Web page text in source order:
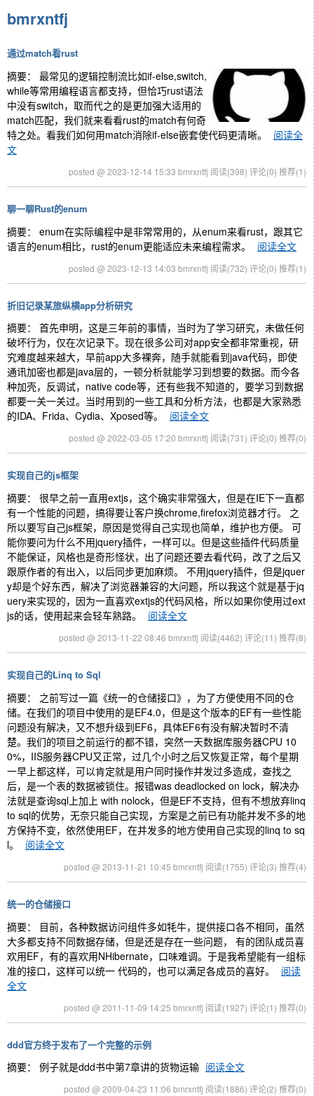
bmrxntfj
通过match看rust
摘要： 最常见的逻辑控制流比如if-else,switch,
while等常用编程语言都支持，但恰巧rust语法
中没有switch，取而代之的是更加强大适用的
match匹配，我们就来看看rust的match有何奇
特之处。看我们如何用match消除if-else嵌套使代码更清晰。
阅读全
文
posted @ 2023-12-14 15:33 bmrxntfj 阅读(398) 评论(0) 推荐(1)
聊一聊Rust的enum
摘要： enum在实际编程中是非常常用的，从enum来看rust，跟其它
语言的enum相比，rust的enum更能适应未来编程需求。
阅读全文
posted @ 2023-12-13 14:03 bmrxntfj 阅读(732) 评论(0) 推荐(1)
折旧记录某旅纵横app分析研究
摘要： 首先申明，这是三年前的事情，当时为了学习研究，未做任何
破坏行为，仅在次记录下。现在很多公司对app安全都非常重视，研
究难度越来越大，早前app大多裸奔，随手就能看到java代码，即使
通讯加密也都是java层的，一顿分析就能学习到想要的数据。而今各
种加壳，反调试，native code等，还有些我不知道的，要学习到数据
都要一关一关过。当时用到的一些工具和分析方法，也都是大家熟悉
的IDA、Frida、Cydia、Xposed等。
阅读全文
posted @ 2022-03-05 17:20 bmrxntfj 阅读(731) 评论(0) 推荐(0)
实现自己的js框架
摘要： 很早之前一直用extjs，这个确实非常强大，但是在IE下一直都
有一个性能的问题，搞得要让客户换chrome,firefox浏览器才行。 之
所以要写自己js框架，原因是觉得自己实现也简单，维护也方便。 可
能你要问为什么不用jquery插件，一样可以。但是这些插件代码质量
不能保证，风格也是奇形怪状，出了问题还要去看代码，改了之后又
跟原作者的有出入，以后同步更加麻烦。 不用jquery插件，但是jquer
y却是个好东西，解决了浏览器兼容的大问题，所以我这个就是基于jq
uery来实现的，因为一直喜欢extjs的代码风格，所以如果你使用过ext
js的话，使用起来会轻车熟路。
阅读全文
posted @ 2013-11-22 08:46 bmrxntfj 阅读(4462) 评论(11) 推荐(8)
实现自己的Linq to Sql
摘要： 之前写过一篇《统一的仓储接口》，为了方便使用不同的仓
储。在我们的项目中使用的是EF4.0，但是这个版本的EF有一些性能
问题没有解决，又不想升级到EF6，具体EF6有没有解决暂时不清
楚。我们的项目之前运行的都不错，突然一天数据库服务器CPU 10
0%，IIS服务器CPU又正常，过几个小时之后又恢复正常，每个星期
一早上都这样，可以肯定就是用户同时操作并发过多造成，查找之
后，是一个表的数据被锁住。报错was deadlocked on lock，解决办
法就是查询sql上加上 with nolock，但是EF不支持，但有不想放弃linq
to sql的优势，无奈只能自己实现，方案是之前已有功能并发不多的地
方保持不变，依然使用EF，在并发多的地方使用自己实现的linq to sq
l。
阅读全文
posted @ 2013-11-21 10:45 bmrxntfj 阅读(1755) 评论(3) 推荐(4)
统一的仓储接口
摘要： 目前，各种数据访问组件多如牦牛，提供接口各不相同，虽然
大多都支持不同数据存储，但是还是存在一些问题， 有的团队成员喜
欢用EF，有的喜欢用NHibernate，口味难调。于是我希望能有一组标
准的接口，这样可以统一 代码的，也可以满足各成员的喜好。
阅读
全文
posted @ 2011-11-09 14:25 bmrxntfj 阅读(1927) 评论(1) 推荐(0)
ddd官方终于发布了一个完整的示例
摘要： 例子就是ddd书中第7章讲的货物运输 阅读全文
posted @ 2009-04-23 11:06 bmrxntfj 阅读(1886) 评论(2) 推荐(0)